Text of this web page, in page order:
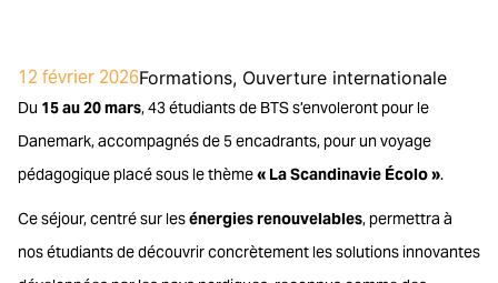
12 février 2026Formations, Ouverture internationale
Du 15 au 20 mars, 43 étudiants de BTS s’envoleront pour le
Danemark, accompagnés de 5 encadrants, pour un voyage
pédagogique placé sous le thème« La Scandinavie Écolo ».
Ce séjour, centré sur lesénergies renouvelables, permettra à
nos étudiants de découvrir concrètement les solutions innovantes